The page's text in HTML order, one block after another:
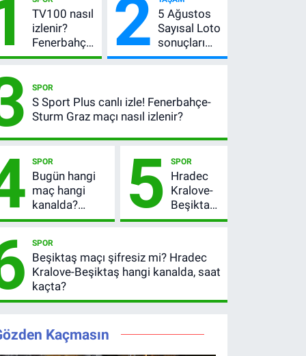
TV100 nasıl
izlenir?
Fenerbahçe-
Sturm Graz
şifresiz
canlı yayın
bilgileri
2 5 Ağustos
Sayısal Loto
sonuçları
açıklandı!
SPOR
S Sport Plus canlı izle! Fenerbahçe-
Sturm Graz maçı nasıl izlenir?
SPOR
Bugün hangi
maç hangi
kanalda?
Fenerbahçe’nin
şifresiz
yayınlanacak
5 SPOR
Hradec
Kralove-
Beşiktaş
maçı ne
kaçta?
Şifresiz
Avrupa
Eleme
SPOR
Beşiktaş maçı şifresiz mi? Hradec
Kralove-Beşiktaş hangi kanalda, saat
kaçta?
Kaçmasın